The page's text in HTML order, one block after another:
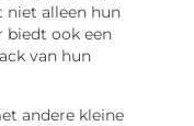
niet alleen hun
biedt ook een
van hun
andere kleine